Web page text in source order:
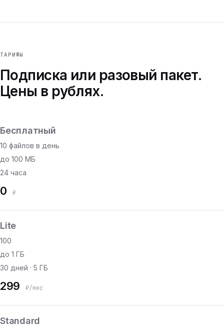
ТАРИФЫ
Подписка или разовый пакет.
Цены в рублях.
Бесплатный
10 файлов в день
до 100 МБ
24 часа
0 ₽
Lite
100
до 1 ГБ
30 дней · 5 ГБ
299 ₽/мес
Standard